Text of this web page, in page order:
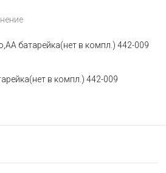
в компл.) 442-009